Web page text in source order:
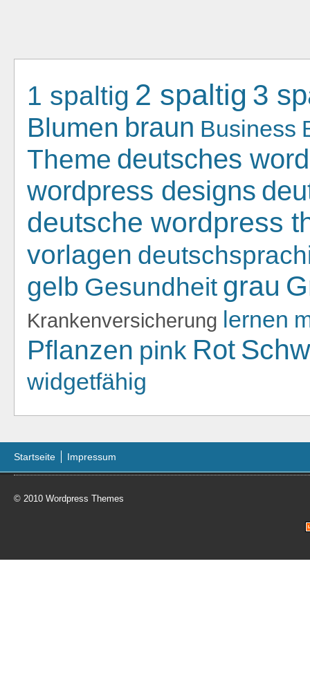
1 spaltig 2 spaltig 3
Blumen braun Business
Theme deutsches
wordpress designs
deutsche wordpress
vorlagen
gelb Gesundheit grau
Krankenversicherung lernen
Pflanzen pink Rot
widgetfähig
Startseite Impressum
© 2010 Wordpress Themes